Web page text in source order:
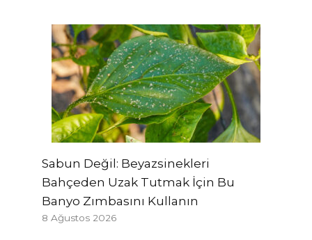
Sabun Değil: Beyazsinekleri
Bahçeden Uzak Tutmak İçin Bu
Banyo Zımbasını Kullanın
8 Ağustos 2026